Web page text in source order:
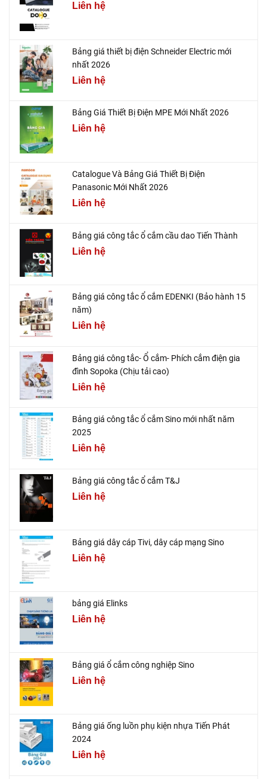
Liên hệ
Bảng giá thiết bị điện Schneider Electric mới
nhất 2026
Liên hệ
Bảng Giá Thiết Bị Điện MPE Mới Nhất 2026
Liên hệ
Catalogue Và Bảng Giá Thiết Bị Điện
Panasonic Mới Nhất 2026
Liên hệ
Bảng giá công tắc ổ cắm cầu dao Tiến Thành
Liên hệ
Bảng giá công tắc ổ cắm EDENKI (Bảo hành 15
năm)
Liên hệ
Bảng giá công tắc- Ổ cắm- Phích cắm điện gia
đình Sopoka (Chịu tải cao)
Liên hệ
Bảng giá công tắc ổ cắm Sino mới nhất năm
2025
Liên hệ
Bảng giá công tắc ổ cắm T&J
Liên hệ
Bảng giá dây cáp Tivi, dây cáp mạng Sino
Liên hệ
bảng giá Elinks
Liên hệ
Bảng giá ổ cắm công nghiệp Sino
Liên hệ
Bảng giá ống luồn phụ kiện nhựa Tiến Phát
2024
Liên hệ